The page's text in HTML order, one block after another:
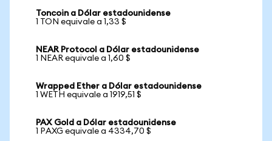
Toncoin a Dólar estadounidense
1 TON equivale a 1,33 $
NEAR Protocol a Dólar estadounidense
1 NEAR equivale a 1,60 $
Wrapped Ether a Dólar estadounidense
1 WETH equivale a 1919,51 $
PAX Gold a Dólar estadounidense
1 PAXG equivale a 4334,70 $